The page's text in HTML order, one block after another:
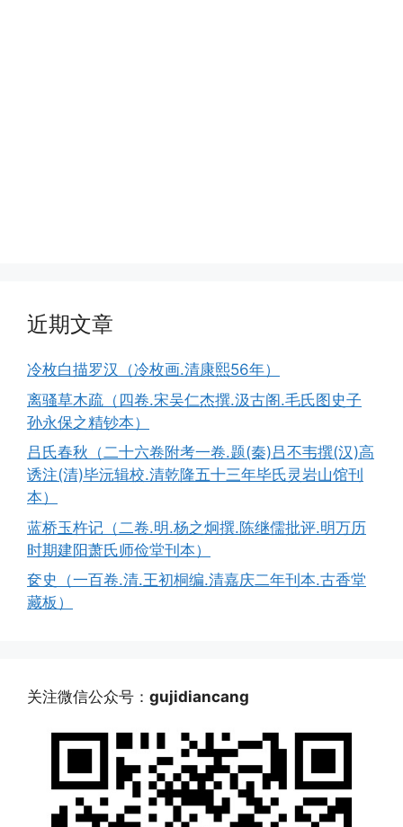
近期文章
冷枚白描罗汉（冷枚画.清康熙56年）
离骚草木疏（四卷.宋吴仁杰撰.汲古阁.毛氏图史子
孙永保之精钞本）
吕氏春秋（二十六卷附考一卷.题(秦)吕不韦撰(汉)高
诱注(清)毕沅辑校.清乾隆五十三年毕氏灵岩山馆刊
本）
蓝桥玉杵记（二卷.明.杨之炯撰.陈继儒批评.明万历
时期建阳萧氏师俭堂刊本）
奁史（一百卷.清.王初桐编.清嘉庆二年刊本.古香堂
藏板）
关注微信公众号： gujidiancang